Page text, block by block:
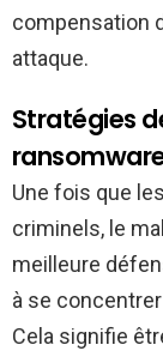
compensation
attaque.
Stratégies
Une fois que
criminels, le
meilleure
à se
Cela signifie